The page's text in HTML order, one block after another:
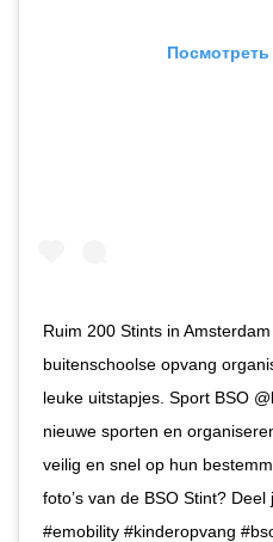
Ruim 200 Stints in
buitenschoolse opvang
leuke uitstapjes. Sport BSO
nieuwe sporten en
veilig en snel op hun
foto’s van de BSO Stint?
#emobility #kinderopvang